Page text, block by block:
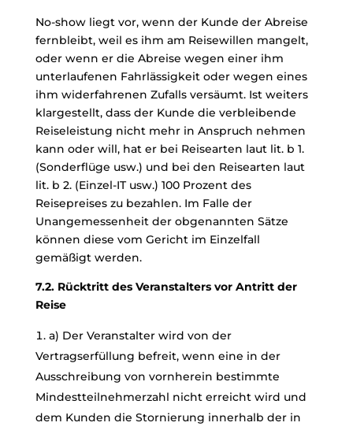
No-show liegt vor, wenn der Kunde der Abreise
fernbleibt, weil es ihm am Reisewillen mangelt,
oder wenn er die Abreise wegen einer ihm
unterlaufenen Fahrlässigkeit oder wegen eines
ihm widerfahrenen Zufalls versäumt. Ist weiters
klargestellt, dass der Kunde die verbleibende
Reiseleistung nicht mehr in Anspruch nehmen
kann oder will, hat er bei Reisearten laut lit. b 1.
(Sonderflüge usw.) und bei den Reisearten laut
lit. b 2. (Einzel-IT usw.) 100 Prozent des
Reisepreises zu bezahlen. Im Falle der
Unangemessenheit der obgenannten Sätze
können diese vom Gericht im Einzelfall
gemäßigt werden.
7.2. Rücktritt des Veranstalters vor Antritt der
Reise
a) Der Veranstalter wird von der
Vertragserfüllung befreit, wenn eine in der
Ausschreibung von vornherein bestimmte
Mindestteilnehmerzahl nicht erreicht wird und
dem Kunden die Stornierung innerhalb der in